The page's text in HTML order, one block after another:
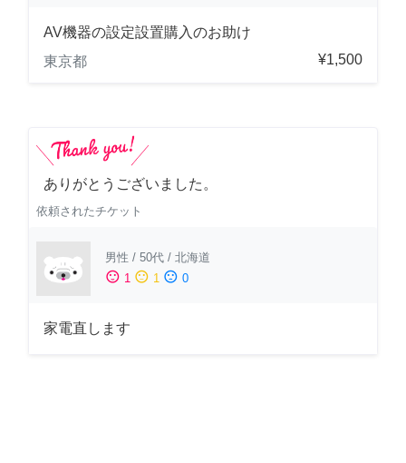
AV機器の設定設置購入のお助け
東京都
¥1,500
ありがとうございました。
依頼されたチケット
男性 / 50代 / 北海道
sentiment_satisfied 1 sentiment_neutral 1 sentiment_dissatisfied 0
家電直します